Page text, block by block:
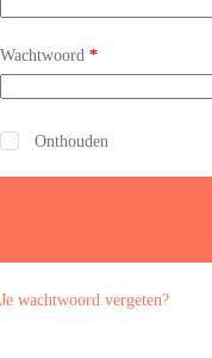
Wachtwoord *Vereist
t
a
t
i
Onthouden
Je wachtwoord vergeten?